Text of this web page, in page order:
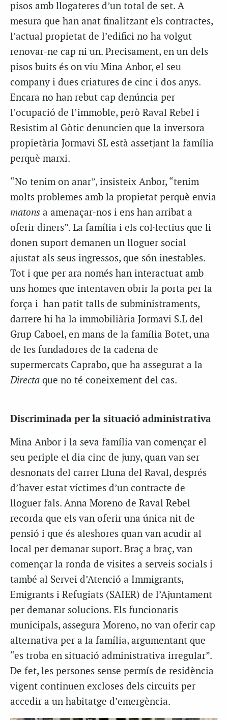
pisos amb llogateres d’un total de set. A
mesura que han anat finalitzant els contractes,
l’actual propietat de l’edifici no ha volgut
renovar-ne cap ni un. Precisament, en un dels
pisos buits és on viu Mina Anbor, el seu
company i dues criatures de cinc i dos anys.
Encara no han rebut cap denúncia per
l’ocupació de l’immoble, però Raval Rebel i
Resistim al Gòtic denuncien que la inversora
propietària Jormavi SL està assetjant la família
perquè marxi.
“No tenim on anar”, insisteix Anbor, “tenim
molts problemes amb la propietat perquè envia
matons a amenaçar-nos i ens han arribat a
oferir diners”. La família i els col·lectius que li
donen suport demanen un lloguer social
ajustat als seus ingressos, que són inestables.
Tot i que per ara només han interactuat amb
uns homes que intentaven obrir la porta per la
força i han patit talls de subministraments,
darrere hi ha la immobiliària Jormavi S.L del
Grup Caboel, en mans de la família Botet, una
de les fundadores de la cadena de
supermercats Caprabo, que ha assegurat a la
Directa que no té coneixement del cas.
Discriminada per la situació administrativa
Mina Anbor i la seva família van començar el
seu periple el dia cinc de juny, quan van ser
desnonats del carrer Lluna del Raval, després
d’haver estat víctimes d’un contracte de
lloguer fals. Anna Moreno de Raval Rebel
recorda que els van oferir una única nit de
pensió i que és aleshores quan van acudir al
local per demanar suport. Braç a braç, van
començar la ronda de visites a serveis socials i
també al Servei d’Atenció a Immigrants,
Emigrants i Refugiats (SAIER) de l’Ajuntament
per demanar solucions. Els funcionaris
municipals, assegura Moreno, no van oferir cap
alternativa per a la família, argumentant que
“es troba en situació administrativa irregular”.
De fet, les persones sense permís de residència
vigent continuen excloses dels circuits per
accedir a un habitatge d’emergència.